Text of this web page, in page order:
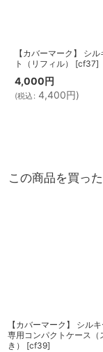
【カバーマーク】 シ
ト（リフィル）
[cf37]
4,000円
(税込 : 4,400円)
この商品を買っ
【カバーマーク】 シル
専用コンパクトケース（
き）
[cf39]